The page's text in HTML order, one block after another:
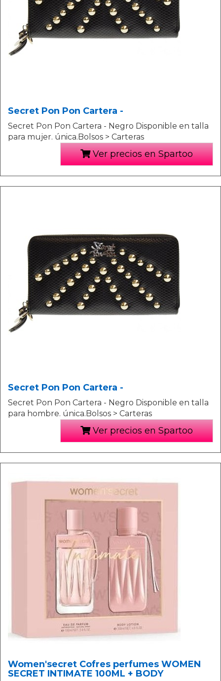
Secret Pon Pon Cartera -
Secret Pon Pon Cartera - Negro Disponible en talla
para mujer. única.Bolsos > Carteras
Ver precios en Spartoo
Secret Pon Pon Cartera -
Secret Pon Pon Cartera - Negro Disponible en talla
para hombre. única.Bolsos > Carteras
Ver precios en Spartoo
Women'secret Cofres perfumes WOMEN
SECRET INTIMATE 100ML + BODY